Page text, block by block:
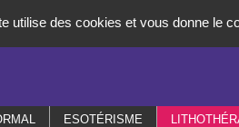
ESOTÉRISME
utilise des cookies et vous donne le